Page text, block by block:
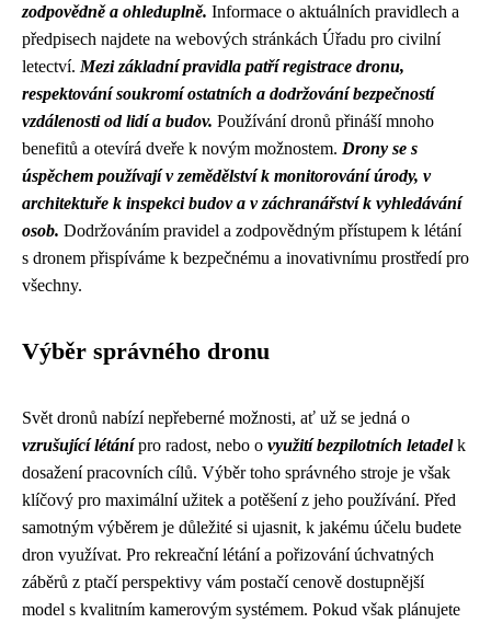
zodpovědně a ohleduplně. Informace o aktuálních pravidlech a
předpisech najdete na webových stránkách Úřadu pro civilní
letectví. Mezi základní pravidla patří registrace dronu,
respektování soukromí ostatních a dodržování bezpečností
vzdálenosti od lidí a budov. Používání dronů přináší mnoho
benefitů a otevírá dveře k novým možnostem. Drony se s
úspěchem používají v zemědělství k monitorování úrody, v
architektuře k inspekci budov a v záchranářství k vyhledávání
osob. Dodržováním pravidel a zodpovědným přístupem k létání
s dronem přispíváme k bezpečnému a inovativnímu prostředí pro
všechny.
Výběr správného dronu
Svět dronů nabízí nepřeberné možnosti, ať už se jedná o
vzrušující létánípro radost, nebo o využití bezpilotních letadelk
dosažení pracovních cílů. Výběr toho správného stroje je však
klíčový pro maximální užitek a potěšení z jeho používání. Před
samotným výběrem je důležité si ujasnit, k jakému účelu budete
dron využívat. Pro rekreační létání a pořizování úchvatných
záběrů z ptačí perspektivy vám postačí cenově dostupnější
model s kvalitním kamerovým systémem. Pokud však plánujete